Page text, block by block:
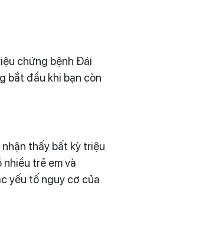
chứng bệnh Đái
bắt đầu khi bạn còn
thấy bất kỳ triệu
trẻ em và
yếu tố nguy cơ của